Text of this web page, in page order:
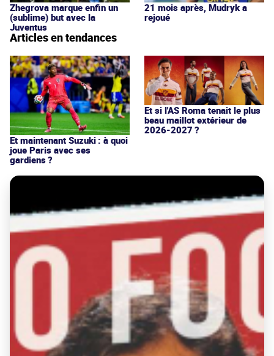
Zhegrova marque enfin un
(sublime) but avec la
Juventus
21 mois après, Mudryk a
rejoué
Articles en tendances
Et maintenant Suzuki : à quoi
joue Paris avec ses
gardiens ?
Et si l'AS Roma tenait le plus
beau maillot extérieur de
2026-2027 ?